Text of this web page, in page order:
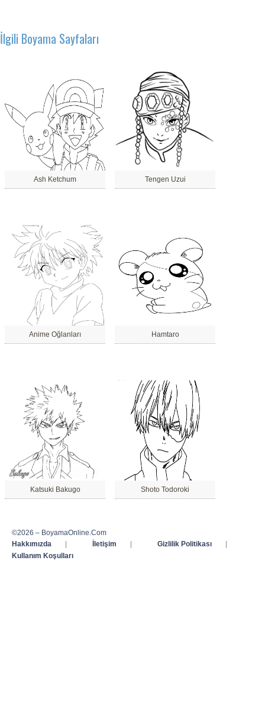
İlgili Boyama Sayfaları
Ash Ketchum Tengen Uzui
Anime Oğlanları Hamtaro
Katsuki Bakugo Shoto Todoroki
©2026 – BoyamaOnline.Com
Hakkımızda
İletişim Gizlilik Politikası
Kullanım Koşulları